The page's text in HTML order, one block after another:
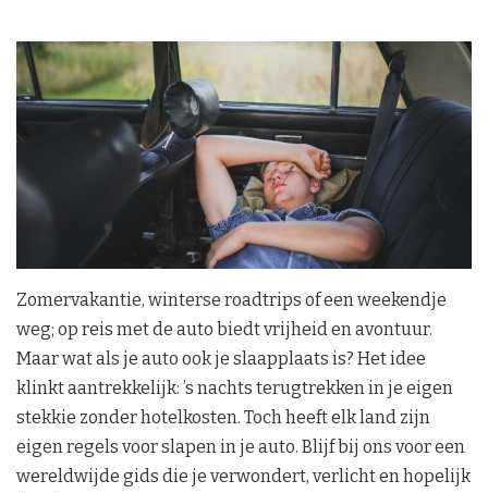
Zomervakantie, winterse roadtrips of een weekendje
weg; op reis met de auto biedt vrijheid en avontuur.
Maar wat als je auto ook je slaapplaats is? Het idee
klinkt aantrekkelijk: ’s nachts terugtrekken in je eigen
stekkie zonder hotelkosten. Toch heeft elk land zijn
eigen regels voor slapen in je auto. Blijf bij ons voor een
wereldwijde gids die je verwondert, verlicht en hopelijk